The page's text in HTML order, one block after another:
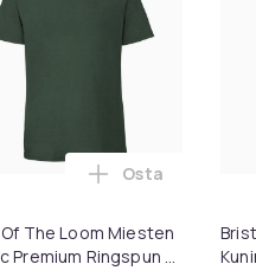
collegepaita / huppari
joulupaita ostoskoriin
The Loom Miesten
Premium Ringspun -
Lisää Fruit Of
Osta